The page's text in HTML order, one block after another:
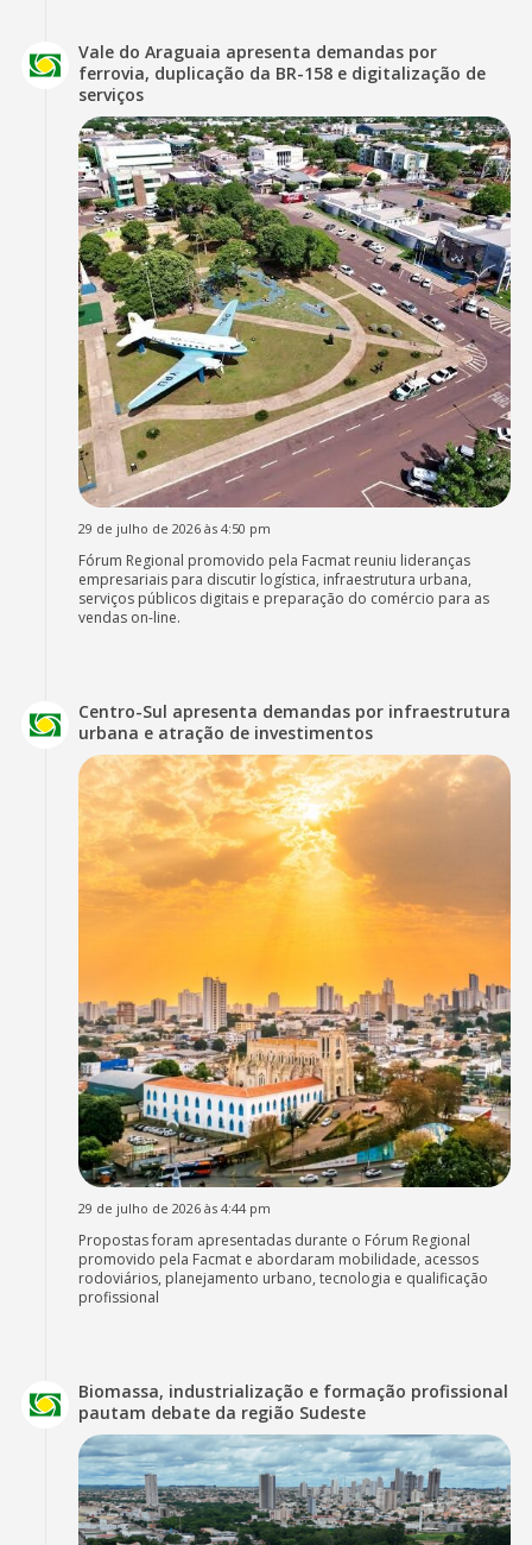
Vale do Araguaia apresenta demandas por
ferrovia, duplicação da BR-158 e digitalização de
serviços
29 de julho de 2026 às 4:50 pm
Fórum Regional promovido pela Facmat reuniu lideranças
empresariais para discutir logística, infraestrutura urbana,
serviços públicos digitais e preparação do comércio para as
vendas on-line.
Centro-Sul apresenta demandas por infraestrutura
urbana e atração de investimentos
29 de julho de 2026 às 4:44 pm
Propostas foram apresentadas durante o Fórum Regional
promovido pela Facmat e abordaram mobilidade, acessos
rodoviários, planejamento urbano, tecnologia e qualificação
profissional
Biomassa, industrialização e formação profissional
pautam debate da região Sudeste